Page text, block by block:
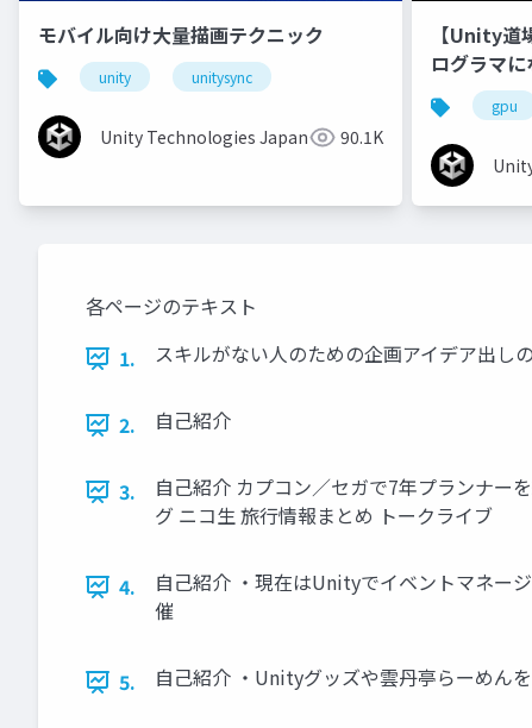
モバイル向け大量描画テクニック
unity unitysync
Unity Technologies Japan 90.1K
【Unity道
ログラマに
gpu
各ページのテキスト
1.
スキルがない人のための企画アイデア出し
2. 自己紹介
3.
自己紹介 カプコン／セガで7年プランナー
グ ニコ生 旅行情報まとめ トークライブ
4.
自己紹介 ・現在はUnityでイベントマネー
催
5. 自己紹介 ・Unityグッズや雲丹亭らーめん